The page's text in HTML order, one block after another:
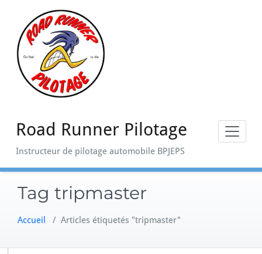
content
Road Runner Pilotage
Instructeur de pilotage automobile BPJEPS
Tag tripmaster
Accueil / Articles étiquetés "tripmaster"